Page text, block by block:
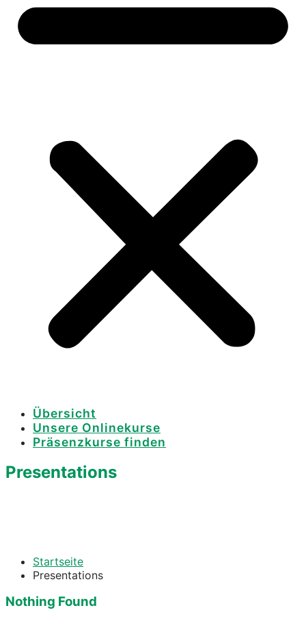
Übersicht
Unsere Onlinekurse
Präsenzkurse finden
Presentations
Startseite
Presentations
Nothing Found